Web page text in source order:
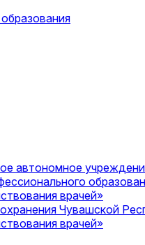
автономное
врачей»
Чувашской
врачей»